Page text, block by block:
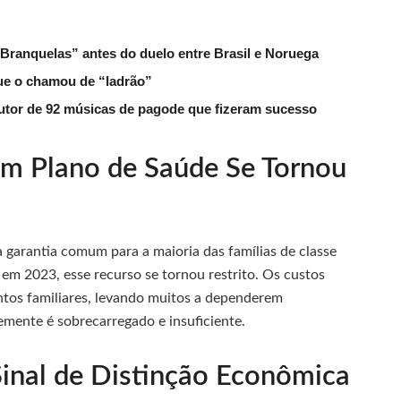
antes do duelo entre Brasil e Noruega
o chamou de “ladrão”
de 92 músicas de pagode que fizeram sucesso
Plano de Saúde Se Tornou
comum para a maioria das famílias de classe
2023, esse recurso se tornou restrito. Os custos
familiares, levando muitos a dependerem
é sobrecarregado e insuficiente.
de Distinção Econômica